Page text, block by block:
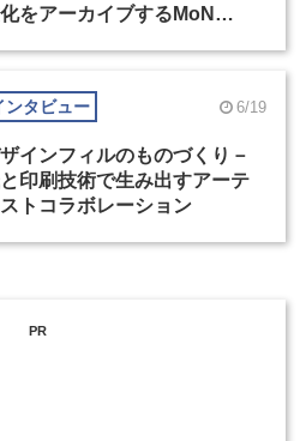
をアーカイブするMoN
ンタビュー 6/19
インフィルのものづくり－
印刷技術で生み出すアーテ
トコラボレーション
PR